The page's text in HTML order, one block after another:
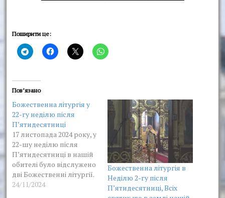
Поширити це:
Пов’язано
Божественна літургія у
22-гу неділю після
П’ятидесятниці
17 листопада 2024 року, у
22-шу неділю після
П’ятидесятниці в нашій
обителі було відслужено
дві Божественні літургії.
На сугубой єктенії, після
24/11/2024
Божественна літургія в
Неділю 2-гу після
П’ятидесятниці, Всіх